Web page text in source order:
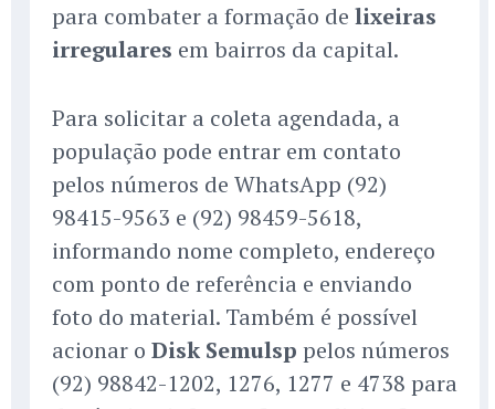
para combater a formação de lixeiras
irregulares em bairros da capital.
Para solicitar a coleta agendada, a
população pode entrar em contato
pelos números de WhatsApp (92)
98415-9563 e (92) 98459-5618,
informando nome completo, endereço
com ponto de referência e enviando
foto do material. Também é possível
acionar o Disk Semulsp pelos números
(92) 98842-1202, 1276, 1277 e 4738 para